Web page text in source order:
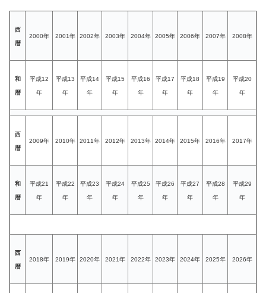
西
暦
2000年 2001年 2002年 2003年 2004年 2005年 2006年 2007年 2008年
和
暦
平成12
年
平成13
年
平成14
年
平成15
年
平成16
年
平成17
年
平成18
年
平成19
年
平成20
年
西
暦
2009年 2010年 2011年 2012年 2013年 2014年 2015年 2016年 2017年
和
暦
平成21
年
平成22
年
平成23
年
平成24
年
平成25
年
平成26
年
平成27
年
平成28
年
平成29
年
西
暦
2018年 2019年 2020年 2021年 2022年 2023年 2024年 2025年 2026年